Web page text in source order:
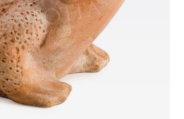
Töpfe
aus Terrakotta
aus Terrakotta
aus Terrakotta
aus Terrakotta
Töpfe
aus Terrakotta